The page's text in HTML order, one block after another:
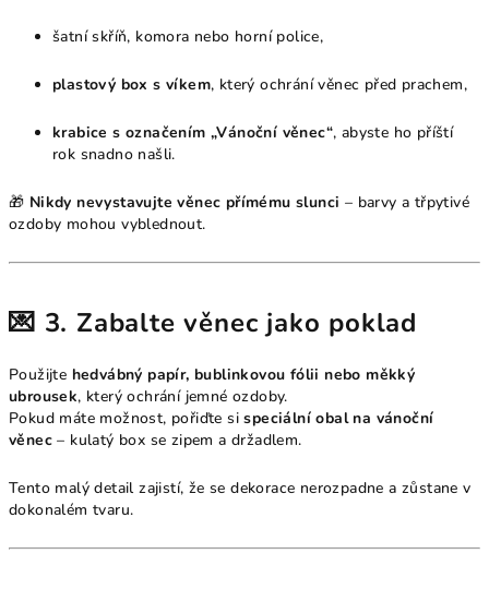
šatní skříň, komora nebo horní police,
plastový box s víkem, který ochrání věnec před prachem,
krabice s označením „Vánoční věnec“, abyste ho příští
rok snadno našli.
🎁 Nikdy nevystavujte věnec přímému slunci – barvy a třpytivé
ozdoby mohou vyblednout.
💌 3. Zabalte věnec jako poklad
Použijte hedvábný papír, bublinkovou fólii nebo měkký
ubrousek, který ochrání jemné ozdoby.
Pokud máte možnost, pořiďte sispeciální obal na vánoční
věnec – kulatý box se zipem a držadlem.
Tento malý detail zajistí, že se dekorace nerozpadne a zůstane v
dokonalém tvaru.